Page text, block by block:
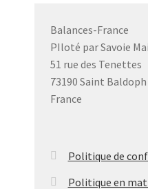
Balances-France
PIloté par Savoie
51 rue des Tenettes
73190 Saint Baldoph
France
Politique de
Politique en